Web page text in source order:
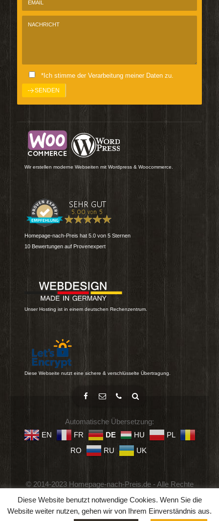
*Ich stimme der Verarbeitung meiner Daten zu.
Wir erstellen moderne Webseiten mit Wordpress & Woocommerce.
Homepage-nach-Preis hat 5.0 von 5 Sternen
10 Bewertungen auf Provenexpert
Unser Hosting ist in einem deutschen Rechenzentrum.
Diese Webseite nutzt eine sichere & verschlüsselte Übertragung.
Automatische Übersetzung:
EN
FR DE HU
PL
RO
RU UK
© 2014-2023 Homepage-nach-Preis.de - Alle Rechte
Geschäftsbedingungen
Diese Website benutzt notwendige Cookies. Wenn Sie die
Website weiter nutzen, gehen wir von Ihrem Einverständnis aus.